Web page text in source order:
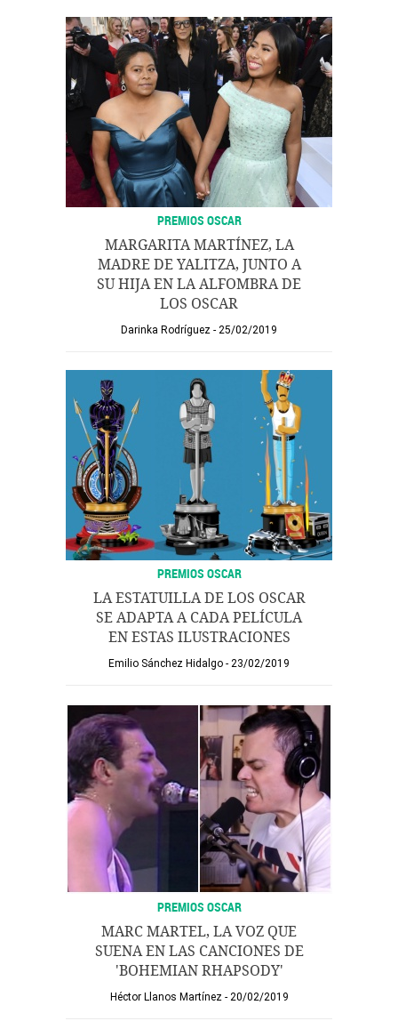
PREMIOS OSCAR
MARGARITA MARTÍNEZ, LA
MADRE DE YALITZA, JUNTO A
SU HIJA EN LA ALFOMBRA DE
LOS OSCAR
Darinka Rodríguez 25/02/2019
PREMIOS OSCAR
LA ESTATUILLA DE LOS OSCAR
SE ADAPTA A CADA PELÍCULA
EN ESTAS ILUSTRACIONES
Emilio Sánchez Hidalgo 23/02/2019
PREMIOS OSCAR
MARC MARTEL, LA VOZ QUE
SUENA EN LAS CANCIONES DE
'BOHEMIAN RHAPSODY'
Héctor Llanos Martínez 20/02/2019